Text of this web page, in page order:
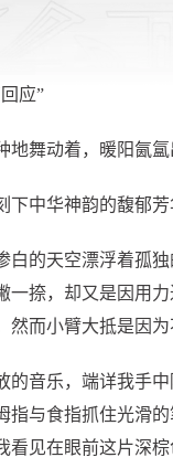
应”
地舞动着，暖阳氤
中华神韵的馥郁芳
白的天空漂浮着孤
一捺，却又是因用
而小臂大抵是因
的音乐，端详我手
指与食指抓住光滑
看见在眼前这片深